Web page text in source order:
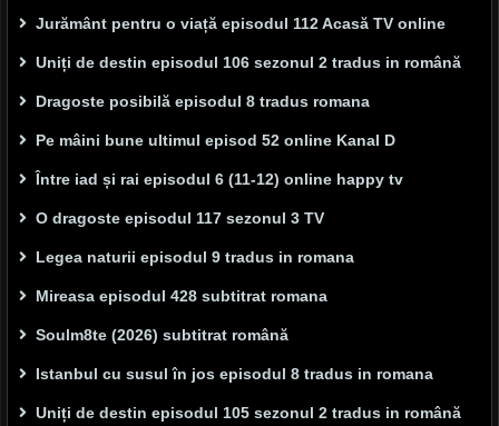
Jurământ pentru o viață episodul 112 Acasă TV online
Uniți de destin episodul 106 sezonul 2 tradus in română
Dragoste posibilă episodul 8 tradus romana
Pe mâini bune ultimul episod 52 online Kanal D
Între iad și rai episodul 6 (11-12) online happy tv
O dragoste episodul 117 sezonul 3 TV
Legea naturii episodul 9 tradus in romana
Mireasa episodul 428 subtitrat romana
Soulm8te (2026) subtitrat română
Istanbul cu susul în jos episodul 8 tradus in romana
Uniți de destin episodul 105 sezonul 2 tradus in română